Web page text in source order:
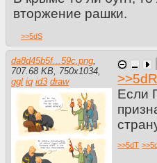
вторжение рашки.
>>5dS
da8d45b5f...59c.png
707.68 KB 750x1034
ggl iq id3 draw
>>5dR
Если
>>5dT >>